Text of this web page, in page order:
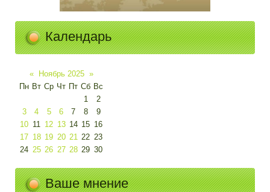
Календарь
« Ноябрь 2025 »
Пн Вт Ср Чт Пт Сб Вс
1
2
3
4 5 6 7 8
9
10 11 12 13 14 15 16
17 18 19 20 21 22 23
24 25 26 27 28 29 30
Ваше мнение